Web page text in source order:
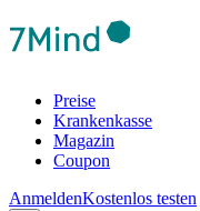
Preise
Krankenkasse
Magazin
Coupon
AnmeldenKostenlos testen